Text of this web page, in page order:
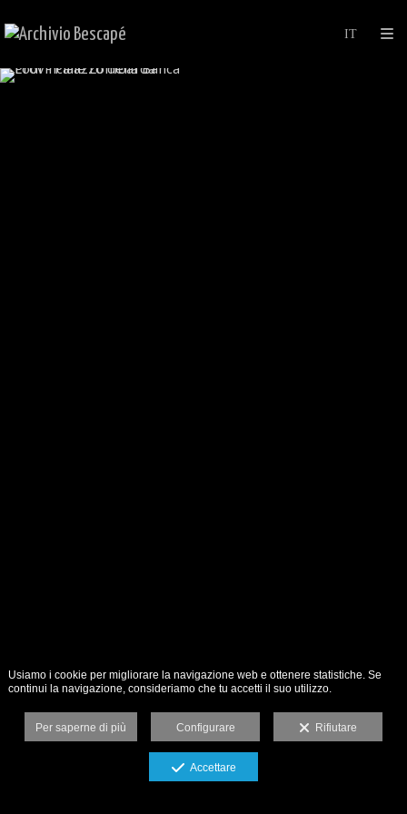
Usiamo i cookie per migliorare la navigazione web e ottenere statistiche. Se
continui la navigazione, consideriamo che tu accetti il suo utilizzo.
Per saperne di più Configurare Rifiutare
Accettare